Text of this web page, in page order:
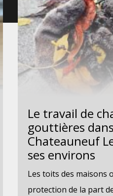
Le travail de
gouttières
Chateauneuf
ses environs
Les toits des maisons
protection de la part